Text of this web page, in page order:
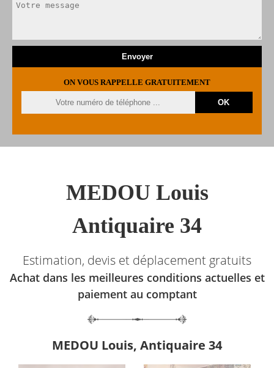
ON VOUS RAPPELLE GRATUITEMENT
MEDOU Louis
Antiquaire 34
Estimation, devis et déplacement gratuits
Achat dans les meilleures conditions actuelles et
paiement au comptant
MEDOU Louis, Antiquaire 34